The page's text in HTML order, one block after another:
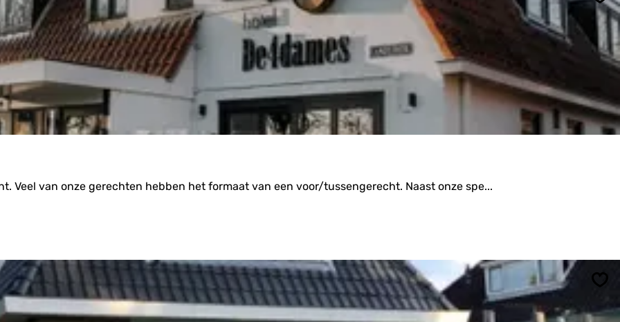
Veel van onze gerechten hebben het formaat van een voor/tussengerecht. Naast onze spe...